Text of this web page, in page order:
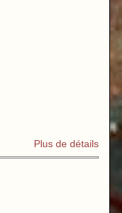
Plus de détails